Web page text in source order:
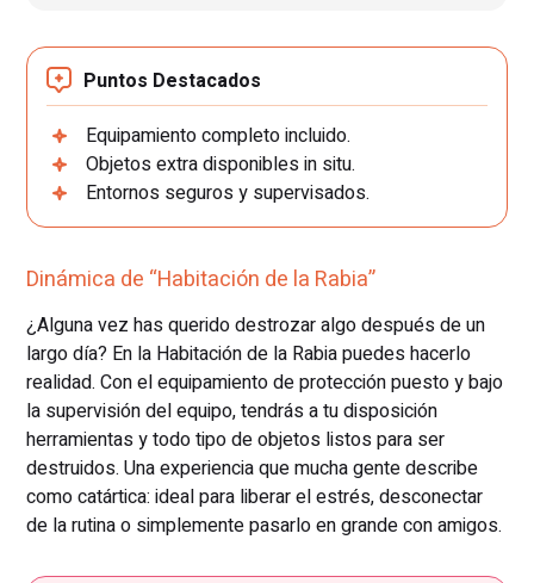
Puntos Destacados
Equipamiento completo incluido.
Objetos extra disponibles in situ.
Entornos seguros y supervisados.
Dinámica de “Habitación de la Rabia”
¿Alguna vez has querido destrozar algo después de un
largo día? En la Habitación de la Rabia puedes hacerlo
realidad. Con el equipamiento de protección puesto y bajo
la supervisión del equipo, tendrás a tu disposición
herramientas y todo tipo de objetos listos para ser
destruidos. Una experiencia que mucha gente describe
como catártica: ideal para liberar el estrés, desconectar
de la rutina o simplemente pasarlo en grande con amigos.